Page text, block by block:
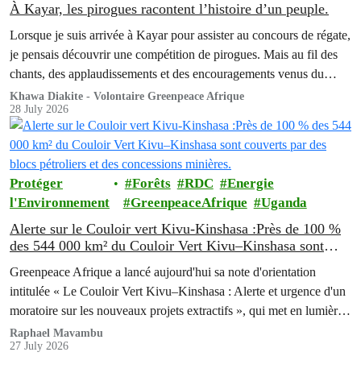
À Kayar, les pirogues racontent l’histoire d’un peuple.
Lorsque je suis arrivée à Kayar pour assister au concours de régate,
je pensais découvrir une compétition de pirogues. Mais au fil des
chants, des applaudissements et des encouragements venus du
rivage, j’ai compris que ce qui se jouait devant moi allait bien au-
delà d’une simple course.
Khawa Diakite - Volontaire Greenpeace Afrique
28 July 2026
Protéger
l'Environnement
Forêts RDC
Energie
GreenpeaceAfrique
Uganda
Alerte sur le Couloir vert Kivu-Kinshasa :Près de 100 %
des 544 000 km² du Couloir Vert Kivu–Kinshasa sont
couverts par des blocs pétroliers et des concessions
minières.
Greenpeace Afrique a lancé aujourd'hui sa note d'orientation
intitulée « Le Couloir Vert Kivu–Kinshasa : Alerte et urgence d'un
moratoire sur les nouveaux projets extractifs », qui met en lumière
les profondes contradictions entre l'ambitieux programme de
conservation de la République Démocratique du Congo (RDC) et
Raphael Mavambu
27 July 2026